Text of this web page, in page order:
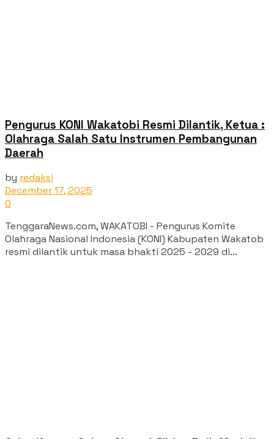
Pengurus KONI Wakatobi Resmi Dilantik, Ketua :
Olahraga Salah Satu Instrumen Pembangunan
Daerah
by redaksi
December 17, 2025
0
TenggaraNews.com, WAKATOBI - Pengurus Komite
Olahraga Nasional Indonesia (KONI) Kabupaten Wakatob
resmi dilantik untuk masa bhakti 2025 - 2029 di...